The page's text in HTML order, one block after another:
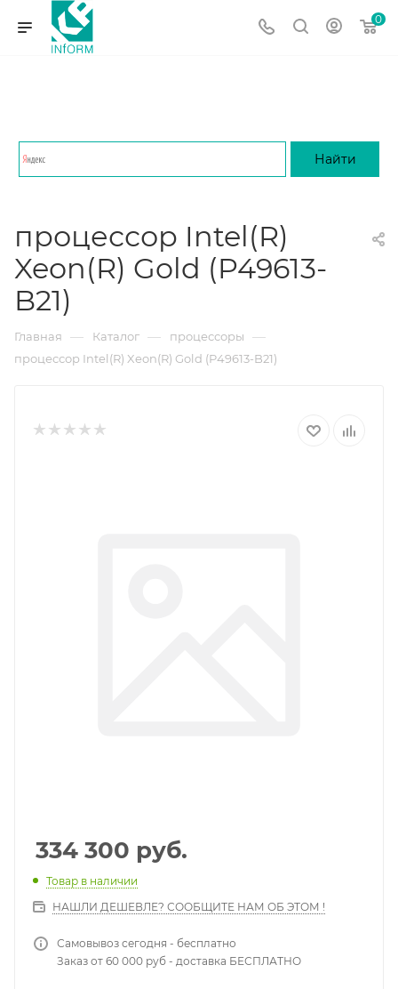
0
процессор Intel(R)
Xeon(R) Gold (P49613-
B21)
Главная — Каталог — процессоры —
процессор Intel(R) Xeon(R) Gold (P49613-B21)
334 300 руб.
Товар в наличии
НАШЛИ ДЕШЕВЛЕ? СООБЩИТЕ НАМ ОБ ЭТОМ !
Самовывоз сегодня - бесплатно
Заказ от 60 000 руб - доставка БЕСПЛАТНО